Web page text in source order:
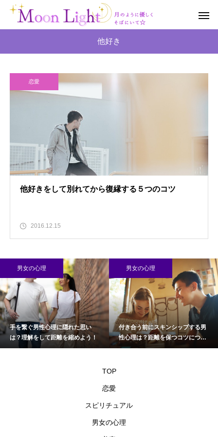
他好き
恋愛
他好きをして別れてから復縁する５つのコツ
2016.12.15
男女の心理
手を繋ぐ男性心理に隠れた思い
は？理解をして距離を縮めよう！
男女の心理
付き合う前にスキンシップする男
性心理は？距離を保つコツについ
て
TOP
恋愛
スピリチュアル
男女の心理